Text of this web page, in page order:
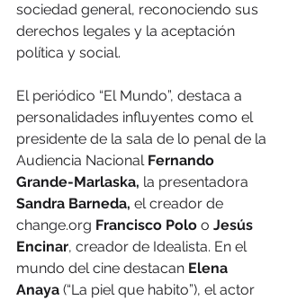
sociedad general, reconociendo sus
derechos legales y la aceptación
política y social.
El periódico “El Mundo”, destaca a
personalidades influyentes como el
presidente de la sala de lo penal de la
Audiencia Nacional Fernando
Grande-Marlaska, la presentadora
Sandra Barneda, el creador de
change.org Francisco Polo o Jesús
Encinar, creador de Idealista. En el
mundo del cine destacan Elena
Anaya (“La piel que habito”), el actor